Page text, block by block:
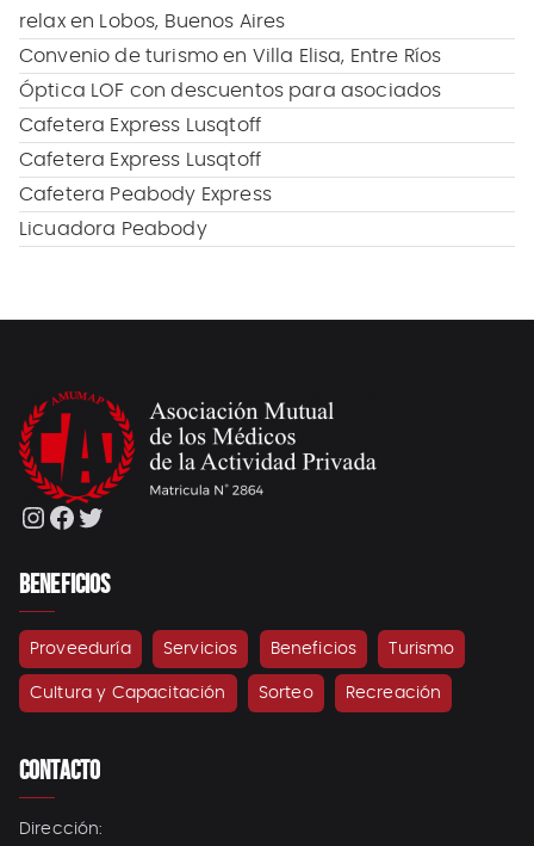
relax en Lobos, Buenos Aires
Convenio de turismo en Villa Elisa, Entre Ríos
Óptica LOF con descuentos para asociados
Cafetera Express Lusqtoff
Cafetera Express Lusqtoff
Cafetera Peabody Express
Licuadora Peabody
Instagram
Facebook
Twitter
BENEFICIOS
Proveeduría Servicios Beneficios Turismo
Cultura y Capacitación Sorteo Recreación
CONTACTO
Dirección: